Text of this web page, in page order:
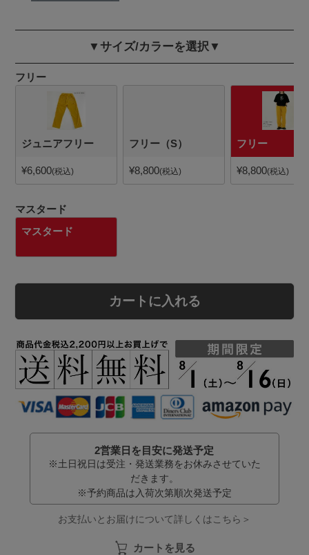
▼サイズ/カラーを選択▼
フリー
ジュニアフリー
¥6,600 税込
フリー（S）
¥8,800 税込
フリー
¥8,800 税込
マスタード
マスタード
カートに入れる
2営業日を目安に発送予定
※土日祝日は受注・発送業務をお休みさせていた
だきます。
※予約商品は入荷次第順次発送予定
お支払いとお届けについて詳しくはこちら＞
カートを見る